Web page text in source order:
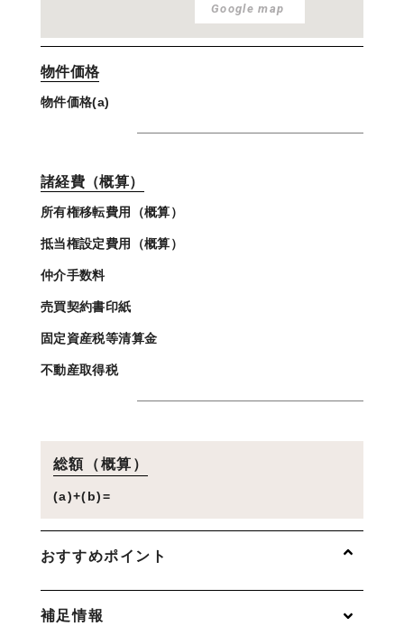
Google map
物件価格
物件価格(a)
諸経費（概算）
所有権移転費用（概算）
抵当権設定費用（概算）
仲介手数料
売買契約書印紙
固定資産税等清算金
不動産取得税
総額（概算）
(a)+(b)=
おすすめポイント
補足情報